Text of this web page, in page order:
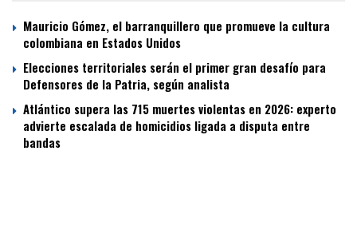
Mauricio Gómez, el barranquillero que promueve la cultura
colombiana en Estados Unidos
Elecciones territoriales serán el primer gran desafío para
Defensores de la Patria, según analista
Atlántico supera las 715 muertes violentas en 2026: experto
advierte escalada de homicidios ligada a disputa entre
bandas